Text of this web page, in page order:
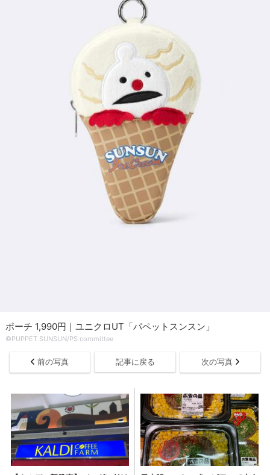
ポーチ 1,990円｜ユニクロUT「パペットスンスン」
©PUPPET SUNSUN/PS committee
前の写真 記事に戻る 次の写真